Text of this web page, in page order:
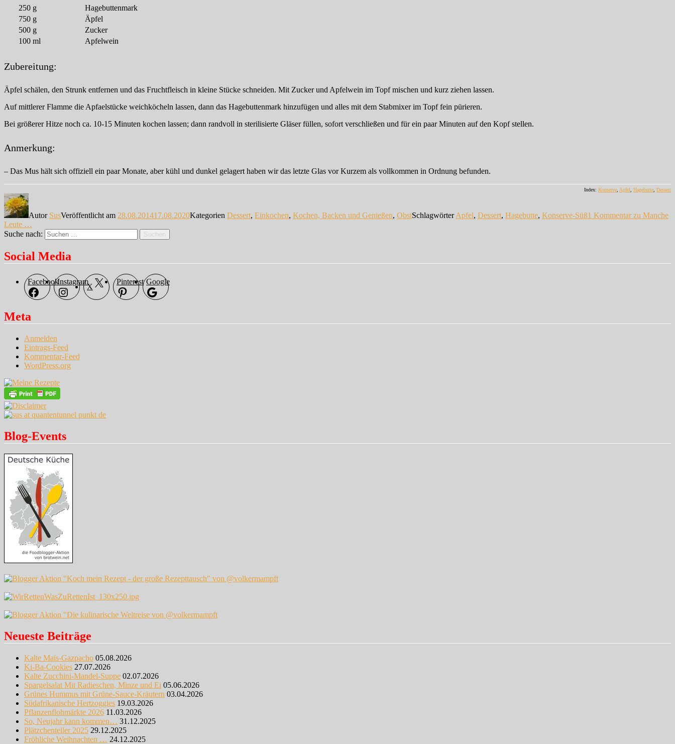
250 g
Hagebuttenmark
750 g
Äpfel
500 g
Zucker
100 ml Apfelwein
Zubereitung:
Äpfel schälen, den Strunk entfernen und das Fruchtfleisch in kleine Stücke schneiden. Mit Zucker und Apfelwein im Topf mischen und kurz ziehen lassen.
Auf mittlerer Flamme die Apfaelstücke weichköcheln lassen, dann das Hagebuttenmark hinzufügen und alles mit dem Stabmixer im Topf fein pürieren.
Bei größerer Hitze noch ca. 10-15 Minuten kochen lassen; dann randvoll in sterilisierte Gläser füllen, sofort verschließen und für ein paar Minuten auf den Kopf stellen.
Anmerkung:
– Das Mus hält sich offiziell ein paar Monate, aber kühl und dunkel gelagert haben wir das letzte Glas vor Kurzem als vollkommen in Ordnung befunden.
Index: Konserve, Apfel, Hagebutte, Dessert
Autor SusVeröffentlicht am 28.08.201417.08.2020Kategorien Dessert, Einkochen, Kochen, Backen und Genießen, ObstSchlagwörterApfel, Dessert, Hagebutte, Konserve-Süß1 Kommentarzu Manche
Leute …
Suche nach:
Suchen
Social Media
FacebookInstagram
X
Pinterest Google
Meta
Anmelden
Eintrags-Feed
Kommentar-Feed
WordPress.org
Blog-Events
Neueste Beiträge
Kalte Mais-Gazpacho 05.08.2026
Ki-Ba-Cookies 27.07.2026
Kalte Zucchini-Mandel-Suppe 02.07.2026
Spargelsalat Mit Radieschen, Minze und Ei 05.06.2026
Grünes Hummus mit Grüne-Sauce-Kräutern 03.04.2026
Südafrikanische Hertzoggies 19.03.2026
Pflanzenflohmärkte 2026 11.03.2026
So, Neujahr kann kommen… 31.12.2025
Plätzchenteller 2025 29.12.2025
Fröhliche Weihnachten … 24.12.2025